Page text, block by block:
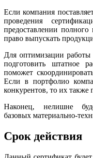
Если компания
проведения
предоставлении
право выпускать
Для оптимизации работы
подготовить штатное
поможет
Если в портфолио
конкурентов, то их также
Наконец, нелишне
базовых материально-
Срок действия